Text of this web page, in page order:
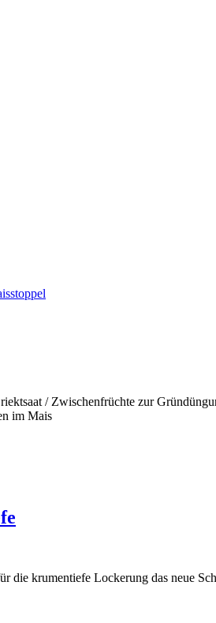
/ Zwischenfrüchte zur
im Mais
die krumentiefe Lockerung das neue